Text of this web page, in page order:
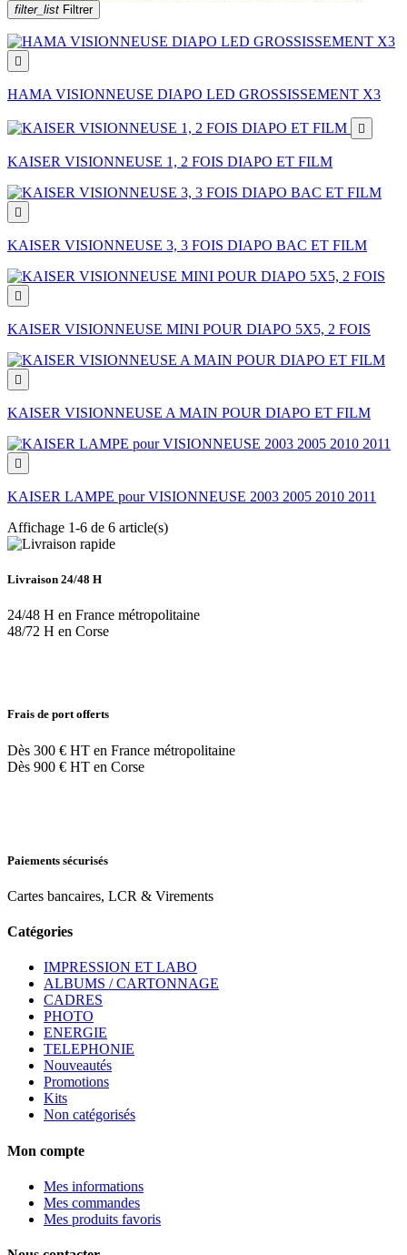
filter_list Filtrer

HAMA VISIONNEUSE DIAPO LED GROSSISSEMENT X3

KAISER VISIONNEUSE 1, 2 FOIS DIAPO ET FILM

KAISER VISIONNEUSE 3, 3 FOIS DIAPO BAC ET FILM

KAISER VISIONNEUSE MINI POUR DIAPO 5X5, 2 FOIS

KAISER VISIONNEUSE A MAIN POUR DIAPO ET FILM

KAISER LAMPE pour VISIONNEUSE 2003 2005 2010 2011
Affichage 1-6 de 6 article(s)
Livraison 24/48 H
24/48 H en France métropolitaine
48/72 H en Corse
Frais de port offerts
Dès 300 € HT en France métropolitaine
Dès 900 € HT en Corse
Paiements sécurisés
Cartes bancaires, LCR & Virements
Catégories
IMPRESSION ET LABO
ALBUMS / CARTONNAGE
CADRES
PHOTO
ENERGIE
TELEPHONIE
Nouveautés
Promotions
Kits
Non catégorisés
Mon compte
Mes informations
Mes commandes
Mes produits favoris